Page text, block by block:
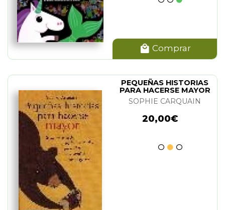
Comprar
PEQUEÑAS HISTORIAS
PARA HACERSE MAYOR
SOPHIE CARQUAIN
20,00€